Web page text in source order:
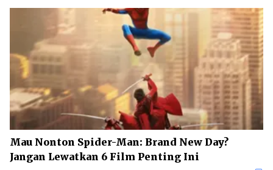
Mau Nonton Spider-Man: Brand New Day?
Jangan Lewatkan 6 Film Penting Ini